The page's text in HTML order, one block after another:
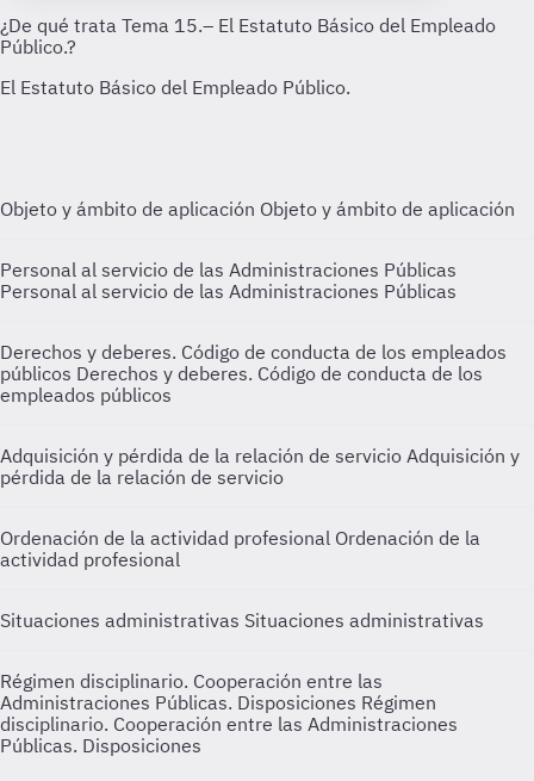
Objeto y ámbito de aplicación Objeto y ámbito de aplicación
Personal al servicio de las Administraciones Públicas
Personal al servicio de las Administraciones Públicas
Derechos y deberes. Código de conducta de los empleados
públicos Derechos y deberes. Código de conducta de los
empleados públicos
Adquisición y pérdida de la relación de servicio Adquisición y
pérdida de la relación de servicio
Ordenación de la actividad profesional Ordenación de la
actividad profesional
Situaciones administrativas Situaciones administrativas
Régimen disciplinario. Cooperación entre las
Administraciones Públicas. Disposiciones Régimen
disciplinario. Cooperación entre las Administraciones
Públicas. Disposiciones